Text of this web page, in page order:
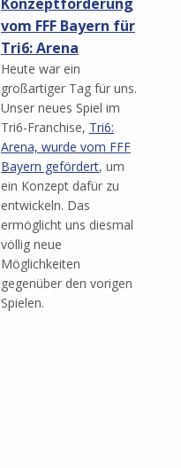
vom FFF Bayern für
Tri6: Arena
Heute war ein
großartiger Tag für uns.
Unser neues Spiel im
Tri6-Franchise, Tri6:
Arena, wurde vom FFF
Bayern gefördert, um
ein Konzept dafür zu
entwickeln. Das
ermöglicht uns diesmal
völlig neue
Möglichkeiten
gegenüber den vorigen
Spielen.